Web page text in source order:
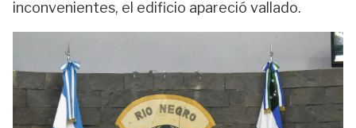
inconvenientes, el edificio apareció vallado.